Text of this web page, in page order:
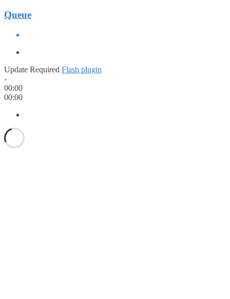
Queue
Update Required Flash plugin
-
00:00
00:00